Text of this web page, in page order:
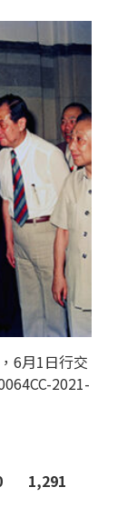
6月1日行交
2021-
1,291